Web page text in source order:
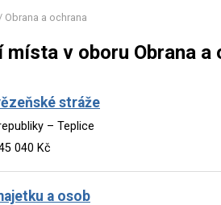
Obrana a ochrana
místa v oboru Obrana a
stráže
– Teplice
040 Kč
a osob